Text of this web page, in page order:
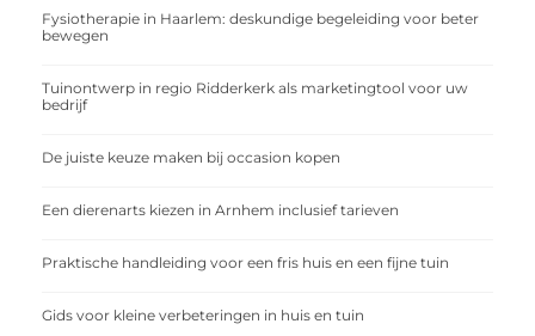
Fysiotherapie in Haarlem: deskundige begeleiding voor beter
bewegen
Tuinontwerp in regio Ridderkerk als marketingtool voor uw
bedrijf
De juiste keuze maken bij occasion kopen
Een dierenarts kiezen in Arnhem inclusief tarieven
Praktische handleiding voor een fris huis en een fijne tuin
Gids voor kleine verbeteringen in huis en tuin